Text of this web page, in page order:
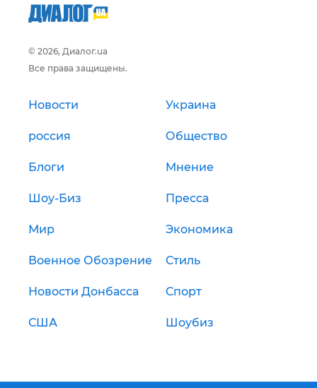
© 2026, Диалог.ua
Все права защищены.
Новости Украина
россия Общество
Блоги Мнение
Шоу-Биз Пресса
Мир Экономика
Военное Обозрение Стиль
Новости Донбасса Спорт
США Шоубиз